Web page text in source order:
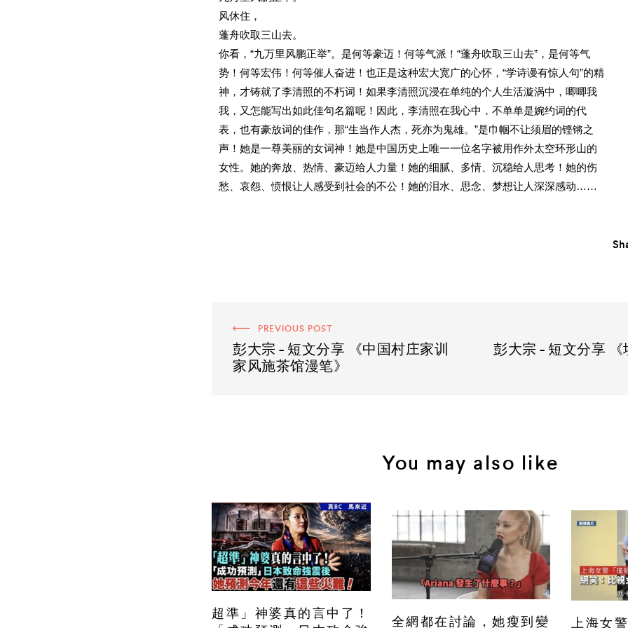
风休住，
蓬舟吹取三山去。
你看，“九万里风鹏正举”。是何等豪迈！何等气派！“蓬舟吹取三山去”，是何等气
势！何等宏伟！何等催人奋进！也正是这种宏大宽广的心怀，“学诗谩有惊人句”的精
神，才铸就了李清照的不朽词！如果李清照沉浸在单纯的个人生活漩涡中，唧唧我
我，又怎能写出如此佳句名篇呢！因此，李清照在我心中，不单单是婉约词的代
表，也有豪放词的佳作，那“生当作人杰，死亦为鬼雄。”是巾帼不让须眉的铿锵之
声！她是一尊美丽的女词神！她是中国历史上唯一一位名字被用作外太空环形山的
女性。她的奔放、热情、豪迈给人力量！她的细腻、多情、沉稳给人思考！她的伤
愁、哀怨、愤恨让人感受到社会的不公！她的泪水、思念、梦想让人深深感动……
PREVIOUS POST
彭大宗 - 短文分享 《中国村庄家训
家风施茶馆漫笔》
彭大宗 - 短文分享
You may also like
超準」神婆真的言中了！
全網都在討論，她瘦到變 上海女